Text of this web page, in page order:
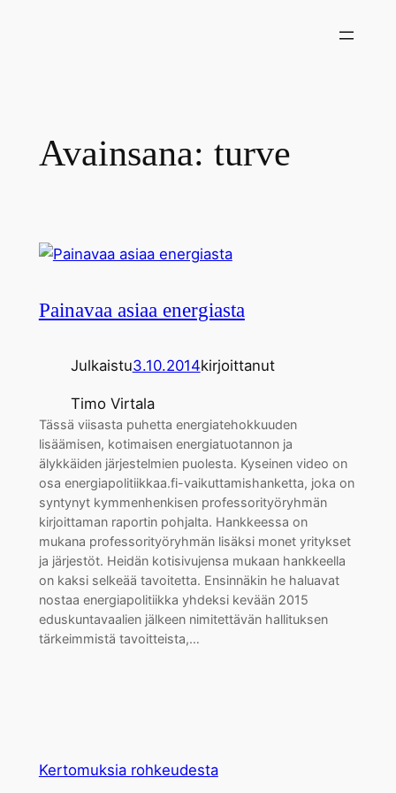
Avainsana: turve
Painavaa asiaa energiasta
Julkaistu3.10.2014kirjoittanut
Timo Virtala
Tässä viisasta puhetta energiatehokkuuden
lisäämisen, kotimaisen energiatuotannon ja
älykkäiden järjestelmien puolesta. Kyseinen video on
osa energiapolitiikkaa.fi-vaikuttamishanketta, joka on
syntynyt kymmenhenkisen professorityöryhmän
kirjoittaman raportin pohjalta. Hankkeessa on
mukana professorityöryhmän lisäksi monet yritykset
ja järjestöt. Heidän kotisivujensa mukaan hankkeella
on kaksi selkeää tavoitetta. Ensinnäkin he haluavat
nostaa energiapolitiikka yhdeksi kevään 2015
eduskuntavaalien jälkeen nimitettävän hallituksen
tärkeimmistä tavoitteista,…
Kertomuksia rohkeudesta